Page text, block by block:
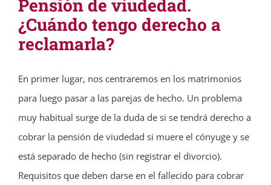
Pensión de viudedad.
¿Cuándo tengo derecho a
reclamarla?
En primer lugar, nos centraremos en los matrimonios
para luego pasar a las parejas de hecho. Un problema
muy habitual surge de la duda de si se tendrá derecho a
cobrar la pensión de viudedad si muere el cónyuge y se
está separado de hecho (sin registrar el divorcio).
Requisitos que deben darse en el fallecido para cobrar